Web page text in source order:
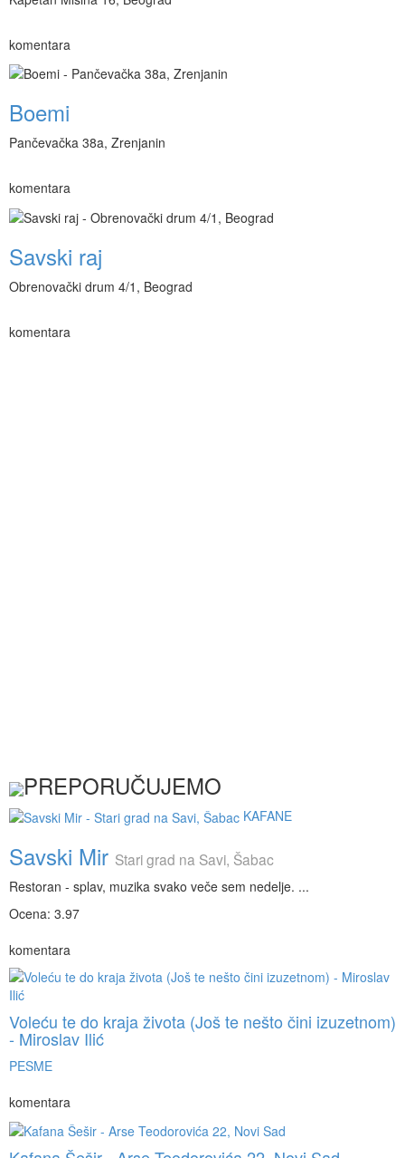
komentara
Boemi
Pančevačka 38a, Zrenjanin
komentara
Savski raj
Obrenovački drum 4/1, Beograd
komentara
PREPORUČUJEMO
KAFANE
Savski Mir Stari grad na Savi, Šabac
Restoran - splav, muzika svako veče sem nedelje. ...
Ocena: 3.97
komentara
Voleću te do kraja života (Još te nešto čini izuzetnom)
- Miroslav Ilić
PESME
komentara